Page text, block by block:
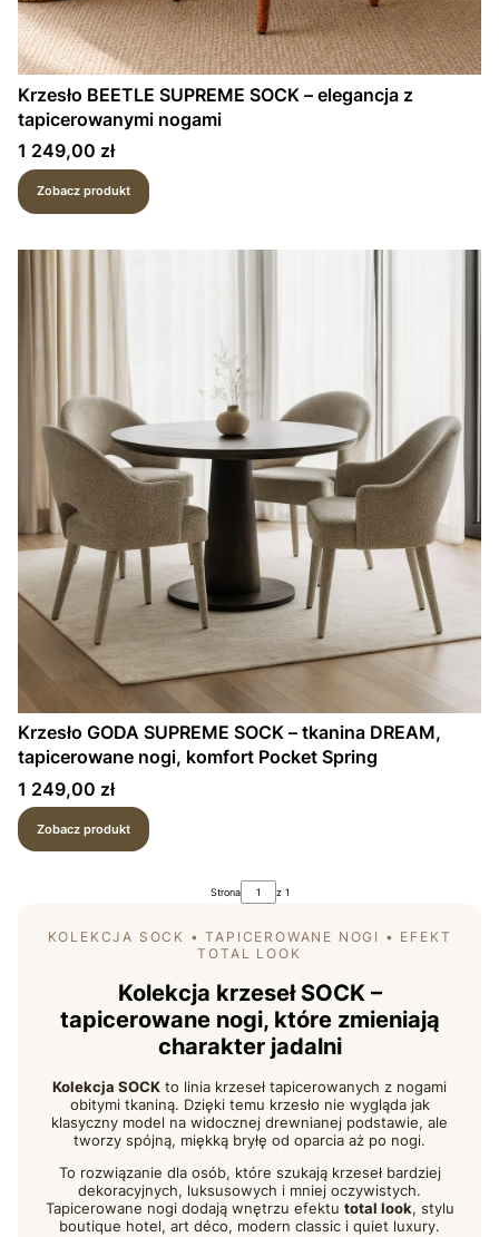
Krzesło BEETLE SUPREME SOCK – elegancja z
tapicerowanymi nogami
Cena
1 249,00 zł
Zobacz produkt
Krzesło GODA SUPREME SOCK – tkanina DREAM,
tapicerowane nogi, komfort Pocket Spring
Cena
1 249,00 zł
Zobacz produkt
Strona z 1
KOLEKCJA SOCK • TAPICEROWANE NOGI • EFEKT
TOTAL LOOK
Kolekcja krzeseł SOCK –
tapicerowane nogi, które zmieniają
charakter jadalni
Kolekcja SOCK to linia krzeseł tapicerowanych z nogami
obitymi tkaniną. Dzięki temu krzesło nie wygląda jak
klasyczny model na widocznej drewnianej podstawie, ale
tworzy spójną, miękką bryłę od oparcia aż po nogi.
To rozwiązanie dla osób, które szukają krzeseł bardziej
dekoracyjnych, luksusowych i mniej oczywistych.
Tapicerowane nogi dodają wnętrzu efektu total look, stylu
boutique hotel, art déco, modern classic i quiet luxury.